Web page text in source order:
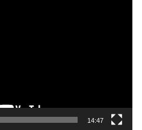
14:47